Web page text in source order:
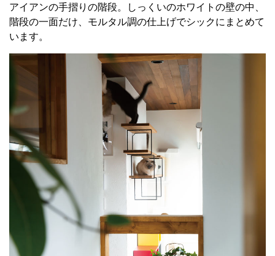
アイアンの手摺りの階段。しっくいのホワイトの壁の中、
階段の一面だけ、モルタル調の仕上げでシックにまとめて
います。